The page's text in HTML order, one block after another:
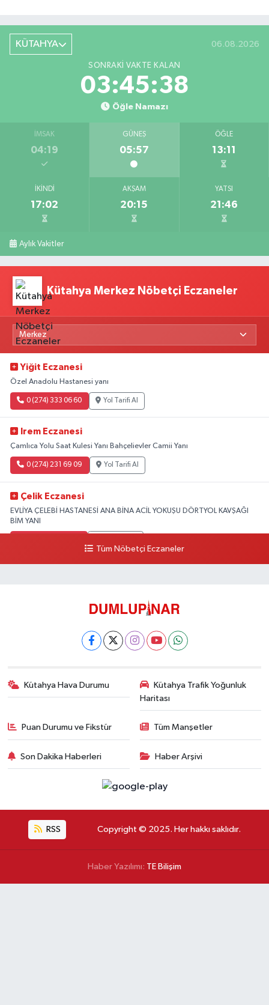
KÜTAHYA 06.08.2026
SONRAKI VAKTE KALAN
03:45:37
Öğle Namazı
İMSAK
04:19
GÜNEŞ
05:57
ÖĞLE
13:11
İKINDI
17:02
AKŞAM
20:15
YATSI
21:46
Aylık Vakitler
Kütahya Merkez Nöbetçi Eczaneler
Yiğit Eczanesi
Özel Anadolu Hastanesi yanı
0 (274) 333 06 60 Yol Tarifi Al
Irem Eczanesi
Çamlıca Yolu Saat Kulesi Yanı Bahçelievler Camii Yanı
0 (274) 231 69 09 Yol Tarifi Al
Çelik Eczanesi
EVLİYA ÇELEBİ HASTANESİ ANA BİNA ACİL YOKUŞU DÖRTYOL KAVŞAĞI
BİM YANI
Tüm Nöbetçi Eczaneler
Kütahya Hava Durumu
Kütahya Trafik Yoğunluk
Haritası
Puan Durumu ve Fikstür Tüm Manşetler
Son Dakika Haberleri Haber Arşivi
RSS Copyright © 2025. Her hakkı saklıdır.
Haber Yazılımı: TE Bilişim